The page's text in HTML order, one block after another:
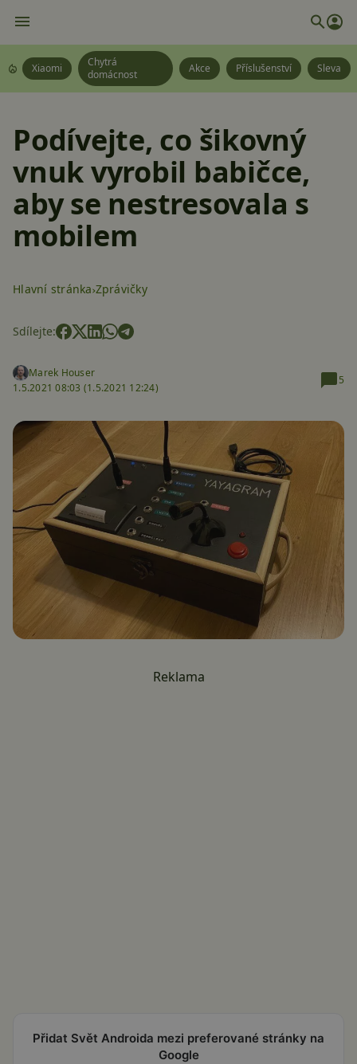
Xiaomi
Chytrá
domácnost
Akce Příslušenství Sleva
Podívejte, co šikovný
vnuk vyrobil babičce,
aby se nestresovala s
mobilem
Hlavní stránka Zprávičky
Sdílejte:
Marek Houser
1.5.2021 08:03 (1.5.2021 12:24)
5
Reklama
Přidat Svět Androida mezi preferované stránky na
Google